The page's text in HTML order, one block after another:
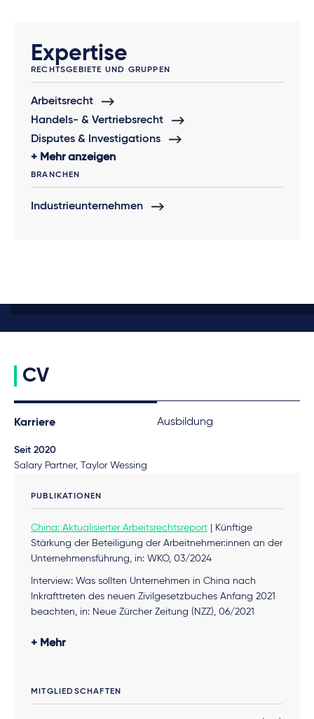
Expertise
RECHTSGEBIETE UND GRUPPEN
Arbeitsrecht
Handels- & Vertriebsrecht
Disputes & Investigations
Mehr anzeigen
BRANCHEN
Industrieunternehmen
CV
Karriere Ausbildung
Seit 2020
Salary Partner, Taylor Wessing
PUBLIKATIONEN
China: Aktualisierter Arbeitsrechtsreport | Künftige
Stärkung der Beteiligung der Arbeitnehmer:innen an der
Unternehmensführung, in: WKO, 03/2024
Interview: Was sollten Unternehmen in China nach
Inkrafttreten des neuen Zivilgesetzbuches Anfang 2021
beachten, in: Neue Zürcher Zeitung (NZZ), 06/2021
gegenüber allgemeinen Gerichten, in
Mehr
MITGLIEDSCHAFTEN